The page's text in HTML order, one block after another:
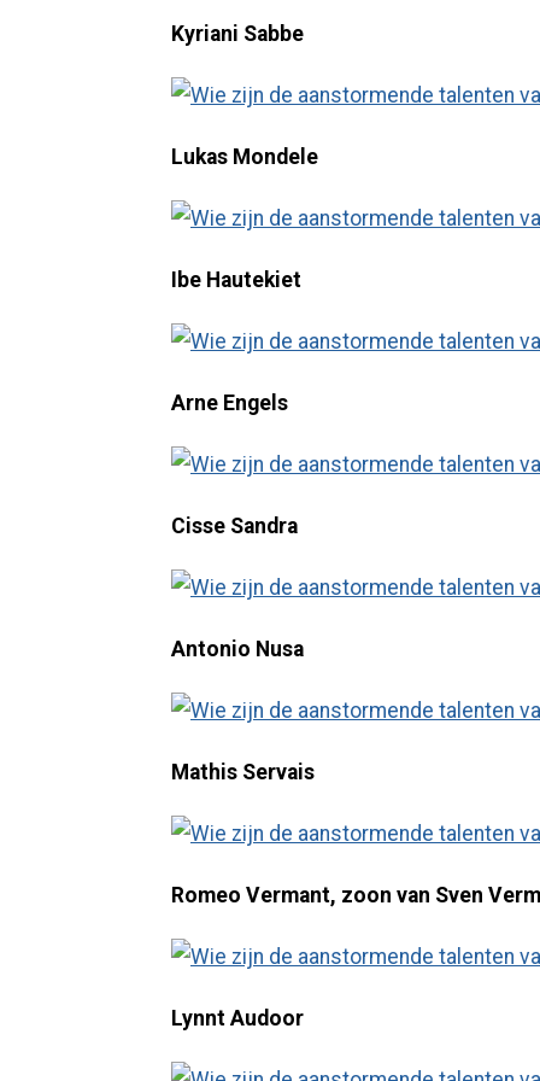
Kyriani Sabbe
Lukas Mondele
Ibe Hautekiet
Arne Engels
Cisse Sandra
Antonio Nusa
Mathis Servais
Romeo Vermant, zoon van Sven
Lynnt Audoor